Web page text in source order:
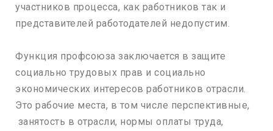
участников процесса, как работников так и
представителей работодателей недопустим.
Функция профсоюза заключается в защите
социально трудовых прав и социально
экономических интересов работников отрасли.
Это рабочие места, в том числе перспективные,
занятость в отрасли, нормы оплаты труда,